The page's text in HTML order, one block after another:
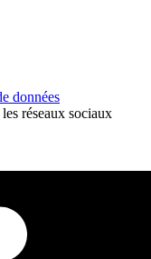
données
réseaux sociaux